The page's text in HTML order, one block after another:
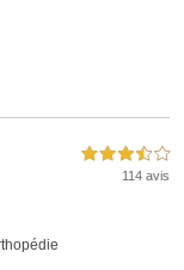
3,5 étoiles sur 5
114 avis